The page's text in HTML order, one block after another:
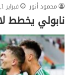
محمود أنور
فبراير 1, 2025
نابولي يخطط